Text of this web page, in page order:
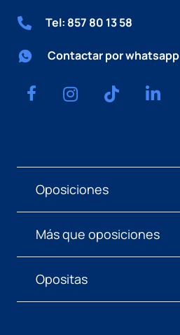
Tel: 857 80 13 58
Contactar por whatsapp
Oposiciones
Más que oposiciones
Opositas